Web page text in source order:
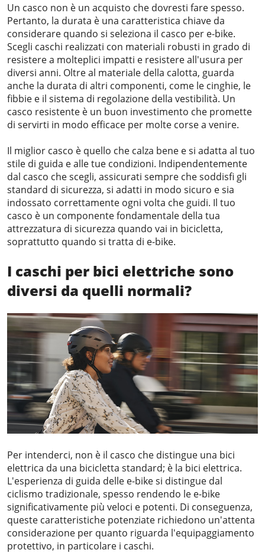
Un casco non è un acquisto che dovresti fare spesso.
Pertanto, la durata è una caratteristica chiave da
considerare quando si seleziona il casco per e-bike.
Scegli caschi realizzati con materiali robusti in grado di
resistere a molteplici impatti e resistere all'usura per
diversi anni. Oltre al materiale della calotta, guarda
anche la durata di altri componenti, come le cinghie, le
fibbie e il sistema di regolazione della vestibilità. Un
casco resistente è un buon investimento che promette
di servirti in modo efficace per molte corse a venire.
Il miglior casco è quello che calza bene e si adatta al tuo
stile di guida e alle tue condizioni. Indipendentemente
dal casco che scegli, assicurati sempre che soddisfi gli
standard di sicurezza, si adatti in modo sicuro e sia
indossato correttamente ogni volta che guidi. Il tuo
casco è un componente fondamentale della tua
attrezzatura di sicurezza quando vai in bicicletta,
soprattutto quando si tratta di e-bike.
I caschi per bici elettriche sono
diversi da quelli normali?
Per intenderci, non è il casco che distingue una bici
elettrica da una bicicletta standard; è la bici elettrica.
L'esperienza di guida delle e-bike si distingue dal
ciclismo tradizionale, spesso rendendo le e-bike
significativamente più veloci e potenti. Di conseguenza,
queste caratteristiche potenziate richiedono un'attenta
considerazione per quanto riguarda l'equipaggiamento
protettivo, in particolare i caschi.